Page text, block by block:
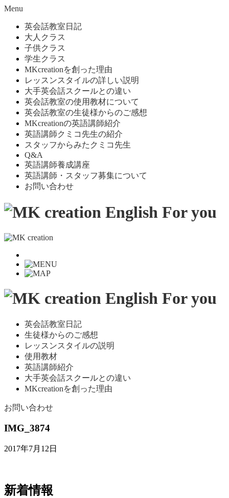
Menu
英会話教室日記
大人クラス
子供クラス
学生クラス
MKcreationを創った理由
レッスンスタイルの詳しい説明
大手英会話スクールとの違い
英会話教室の使用教材について
英会話教室の生徒様からのご感想
MKcreationの英語講師紹介
英語講師クミコ先生の紹介
スタッフからみたクミコ先生
Q&A
英語講師養成講座
英語講師・スタッフ募集について
お問い合わせ
英会話教室日記
生徒様からのご感想
レッスンスタイルの説明
使用教材
英語講師紹介
大手英会話スクールとの違い
MKcreationを創った理由
お問い合わせ
IMG_3874
2017年7月12日
新着情報